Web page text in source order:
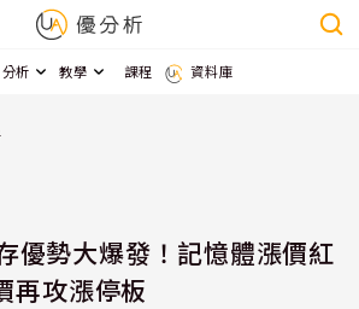
分析 教學 課程 資料庫
優勢大爆發！記憶體漲價紅
再攻漲停板